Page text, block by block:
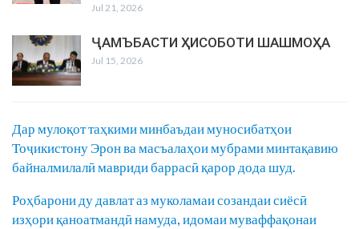
Jul 21, 2026
ҶАМЪБАСТИ ҲИСОБОТИ ШАШМОҲА
Jul 15, 2026
Дар мулоқот таҳкими минбаъдаи муносибатҳои
Тоҷикистону Эрон ва масъалаҳои мубрами минтақавию
байналмилалӣ мавриди баррасӣ қарор дода шуд.
Роҳбарони ду давлат аз муколамаи созандаи сиёсӣ
изҳори қаноатмандӣ намуда, идомаи муваффақонаи